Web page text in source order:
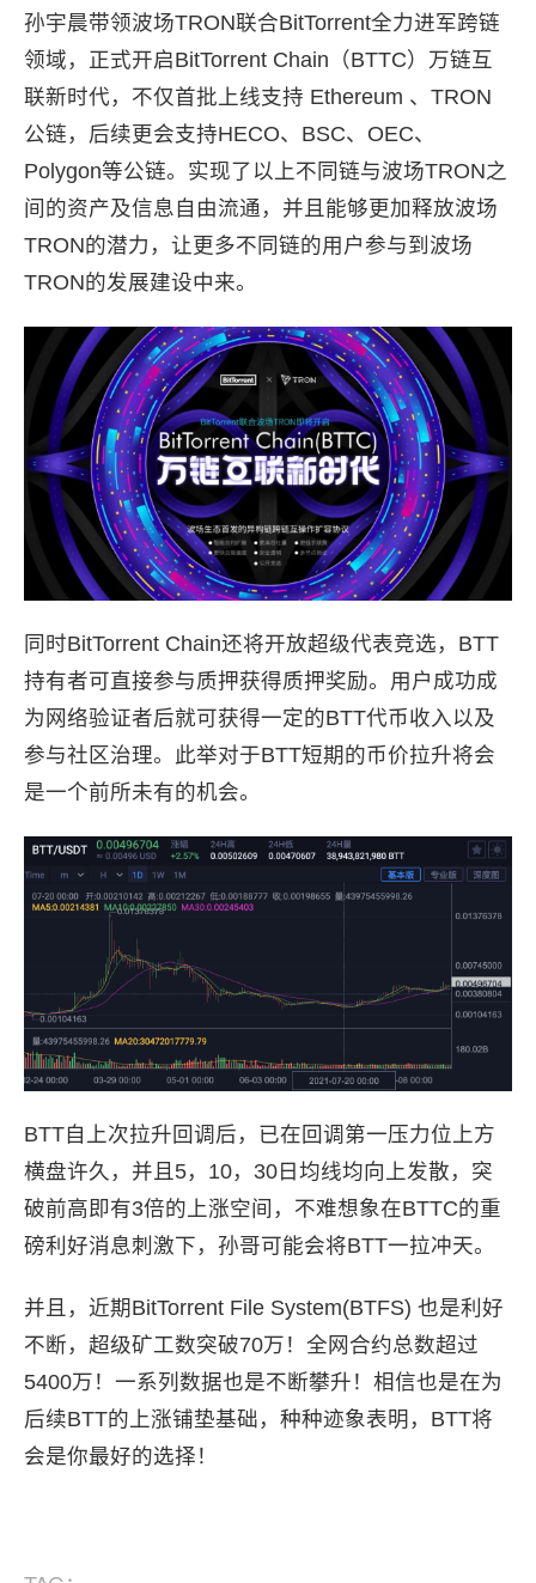
孙宇晨带领波场TRON联合BitTorrent全力进军跨链
领域，正式开启BitTorrent Chain（BTTC）万链互
联新时代，不仅首批上线支持 Ethereum 、TRON
公链，后续更会支持HECO、BSC、OEC、
Polygon等公链。实现了以上不同链与波场TRON之
间的资产及信息自由流通，并且能够更加释放波场
TRON的潜力，让更多不同链的用户参与到波场
TRON的发展建设中来。
同时BitTorrent Chain还将开放超级代表竞选，BTT
持有者可直接参与质押获得质押奖励。用户成功成
为网络验证者后就可获得一定的BTT代币收入以及
参与社区治理。此举对于BTT短期的币价拉升将会
是一个前所未有的机会。
BTT自上次拉升回调后，已在回调第一压力位上方
横盘许久，并且5，10，30日均线均向上发散，突
破前高即有3倍的上涨空间，不难想象在BTTC的重
磅利好消息刺激下，孙哥可能会将BTT一拉冲天。
并且，近期BitTorrent File System(BTFS) 也是利好
不断，超级矿工数突破70万！全网合约总数超过
5400万！一系列数据也是不断攀升！相信也是在为
后续BTT的上涨铺垫基础，种种迹象表明，BTT将
会是你最好的选择！